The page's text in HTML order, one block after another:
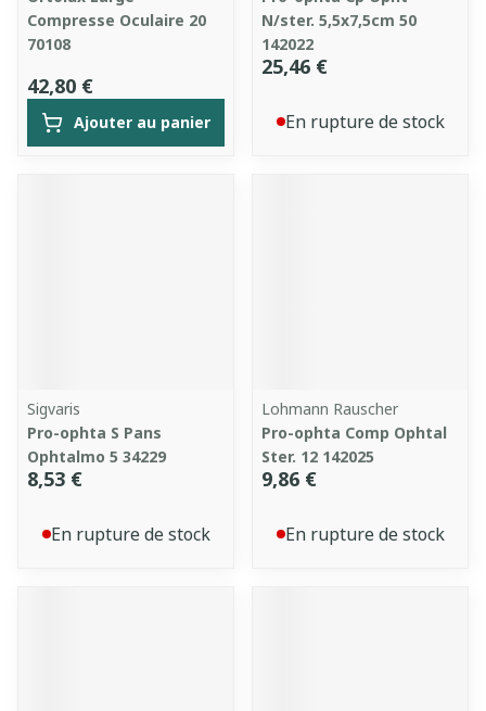
Compresse Oculaire 20
70108
42,80 €
Ajouter au panier
N/ster. 5,5x7,5cm 50
142022
25,46 €
En rupture de stock
Sigvaris
Pro-ophta S Pans
Ophtalmo 5 34229
8,53 €
En rupture de stock
Lohmann Rauscher
Pro-ophta Comp Ophtal
Ster. 12 142025
9,86 €
En rupture de stock